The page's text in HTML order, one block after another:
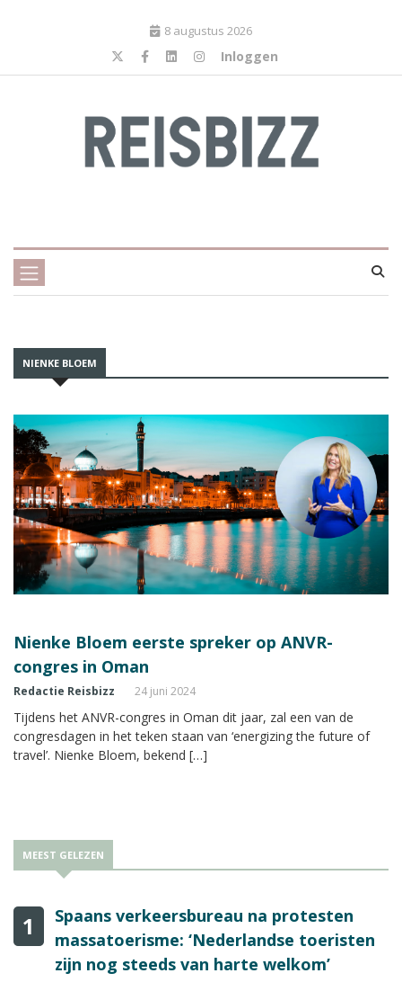
8 augustus 2026
Inloggen
NIENKE BLOEM
Nienke Bloem eerste spreker op ANVR-
congres in Oman
Redactie Reisbizz 24 juni 2024
Tijdens het ANVR-congres in Oman dit jaar, zal een van de
congresdagen in het teken staan van ‘energizing the future of
travel’. Nienke Bloem, bekend […]
MEEST GELEZEN
1
Spaans verkeersbureau na protesten
massatoerisme: ‘Nederlandse toeristen
zijn nog steeds van harte welkom’